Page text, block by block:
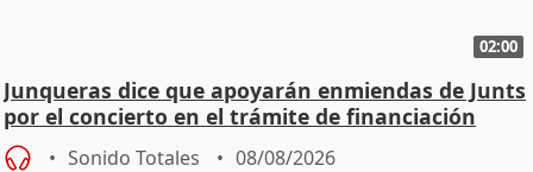
02:00
Junqueras dice que apoyarán enmiendas de Junts
por el concierto en el trámite de financiación
Sonido Totales 08/08/2026